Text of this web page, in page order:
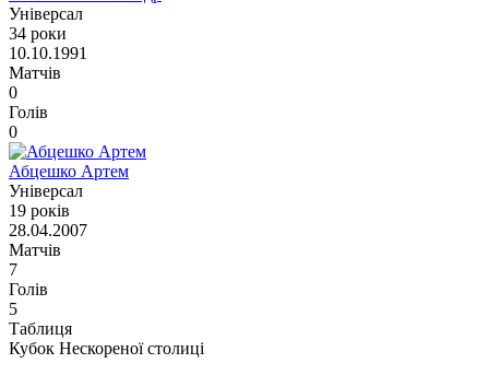
Універсал
34 роки
10.10.1991
Матчів
0
Голів
0
Абцешко Артем
Універсал
19 років
28.04.2007
Матчів
7
Голів
5
Таблиця
Кубок Нескореної столиці